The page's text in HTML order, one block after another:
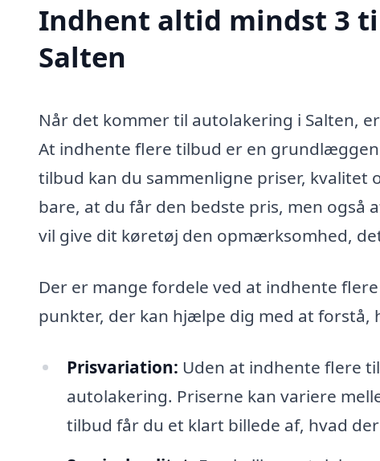
Indhent altid mindst 3
Salten
Når det kommer til autolakering i Salten,
At indhente flere tilbud er en
tilbud kan du sammenligne priser, kvalitet
bare, at du får den bedste pris, men
vil give dit køretøj den opmærksomhed,
Der er mange fordele ved at indhente
punkter, der kan hjælpe dig med at forstå,
Prisvariation: Uden at indhente flere
autolakering. Priserne kan variere
tilbud får du et klart billede af, hvad